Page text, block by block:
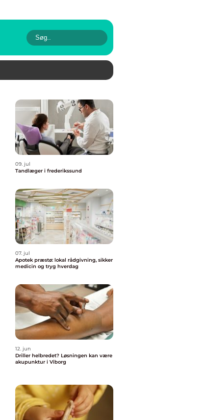
09. jul
Tandlæger i frederikssund
07. jul
Apotek præstø: lokal rådgivning, sikker
medicin og tryg hverdag
12. jun
Driller helbredet? Løsningen kan være
akupunktur i Viborg